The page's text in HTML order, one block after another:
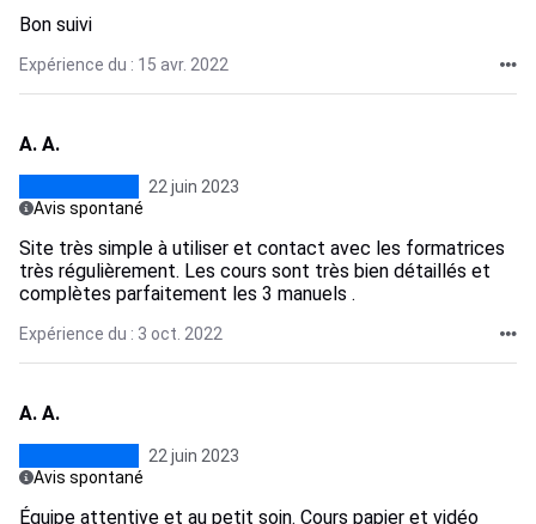
Bon suivi
Expérience du : 15 avr. 2022
A. A.
22 juin 2023
Avis spontané
Site très simple à utiliser et contact avec les formatrices
très régulièrement. Les cours sont très bien détaillés et
complètes parfaitement les 3 manuels .
Expérience du : 3 oct. 2022
A. A.
22 juin 2023
Avis spontané
Équipe attentive et au petit soin. Cours papier et vidéo